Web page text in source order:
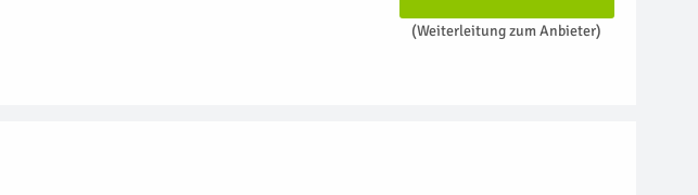
(Weiterleitung zum Anbieter)